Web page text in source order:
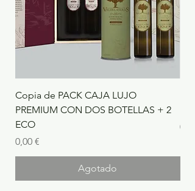
Copia de PACK CAJA LUJO
PREMIUM CON DOS BOTELLAS + 2
ECO
Precio
0,00 €
Agotado
0,00